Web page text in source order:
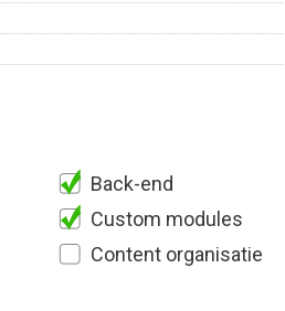
Back-end
Custom modules
Content organisatie